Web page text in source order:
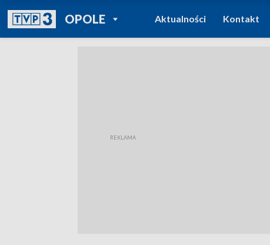
OPOLEPOWRÓT DO
TVP REGIONY
Aktualności Kontakt